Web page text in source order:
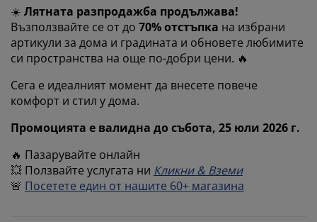
за легла
за матрак
матраци
на мебели
осветление
за дома
☀️ Лятната разпродажба продължава!
Възползвайте се от до 70% отстъпка на избрани
артикули за дома и градината и обновете любимите
си пространства на още по-добри цени. 🔥
Сега е идеалният момент да внесете повече
комфорт и стил у дома.
Промоцията е валидна до събота, 25 юли 2026 г.
🔥 Пазарувайте онлайн
💥 Ползвайте услугата ни Кликни & Вземи
🚨 Посетете един от нашите 60+ магазина